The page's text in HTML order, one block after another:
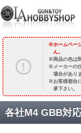
ホームペー
ん。
商品の色は
メーカーの
場合があり
お客様都合
承下さい。